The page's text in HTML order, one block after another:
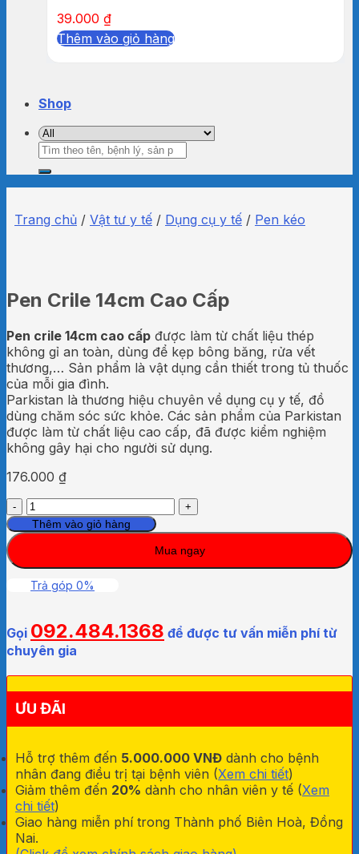
39.000 ₫
Thêm vào giỏ hàng
Shop
Tìm
kiếm:
Trang chủ / Vật tư y tế / Dụng cụ y tế / Pen kéo
Pen Crile 14cm Cao Cấp
Pen crile 14cm cao cấp được làm từ chất liệu thép
không gỉ an toàn, dùng để kẹp bông băng, rửa vết
thương,… Sản phẩm là vật dụng cần thiết trong tủ thuốc
của mỗi gia đình.
Parkistan là thương hiệu chuyên về dụng cụ y tế, đồ
dùng chăm sóc sức khỏe. Các sản phẩm của Parkistan
được làm từ chất liệu cao cấp, đã được kiểm nghiệm
không gây hại cho người sử dụng.
176.000 ₫
Pen
Crile
14cm
Cấp
số
Thêm vào giỏ hàng
Mua ngay
Trả góp 0%
Gọi 092.484.1368 để được tư vấn miễn phí từ
chuyên gia
ƯU ĐÃI
Hỗ trợ thêm đến 5.000.000 VNĐ dành cho bệnh
nhân đang điều trị tại bệnh viên (Xem chi tiết)
Giảm thêm đến 20% dành cho nhân viên y tế (Xem
chi tiết)
Giao hàng miễn phí trong Thành phố Biên Hoà, Đồng
Nai.